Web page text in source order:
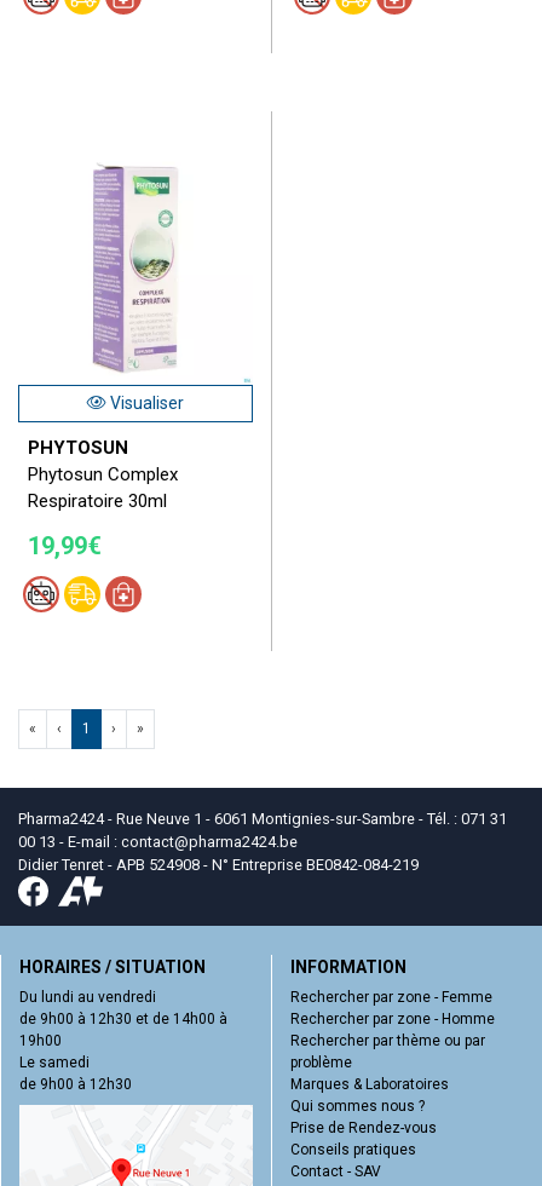
Visualiser
PHYTOSUN
Phytosun Complex
Respiratoire 30ml
19,99€
« ‹ 1 › »
Pharma2424 - Rue Neuve 1 - 6061 Montignies-sur-Sambre - Tél. : 071 31
00 13 - E-mail : contact@pharma2424.be
Didier Tenret - APB 524908 - N° Entreprise BE0842-084-219
HORAIRES / SITUATION
Du lundi au vendredi
de 9h00 à 12h30 et de 14h00 à
19h00
Le samedi
de 9h00 à 12h30
INFORMATION
Rechercher par zone - Femme
Rechercher par zone - Homme
Rechercher par thème ou par
problème
Marques & Laboratoires
Qui sommes nous ?
Prise de Rendez-vous
Conseils pratiques
Contact - SAV